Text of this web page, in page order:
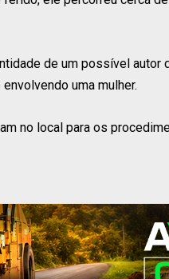
de um possível autor
uma mulher.
no local para os